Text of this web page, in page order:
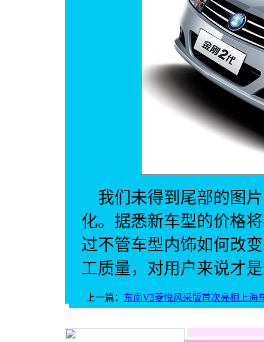
我们未得到尾部的图
化。据悉新车型的价格
过不管车型内饰如何改
工质量，对用户来说才
上一篇： 东南V3菱悦风采版首次亮相上海